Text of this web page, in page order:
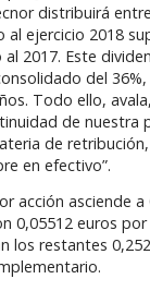
distribuirá
ejercicio 2018
2017. Este
del
Todo ello,
de nuestra
de
en efectivo”.
acción asciende a
0,05512 euros
los restantes